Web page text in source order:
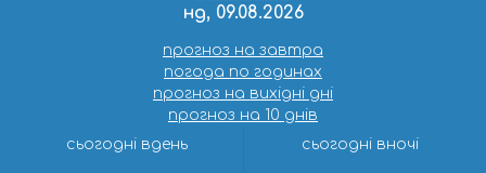
нд, 09.08.2026
прогноз на завтра
погода по годинах
прогноз на вихідні дні
прогноз на 10 днів
сьогодні вдень
сьогодні вночі